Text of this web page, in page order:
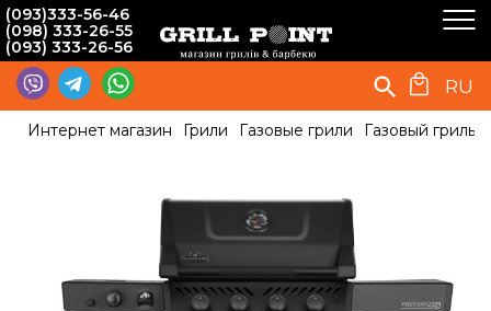
(093)333-56-46
(098) 333-26-55
(093) 333-26-56
RU
Интернет магазин Грили Газовые грили Газовый гриль